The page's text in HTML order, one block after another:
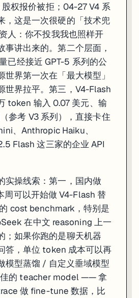
27 要求 Manus 与 Meta 撤回 20 亿美元
国家发改委要求 Meta 与 Manus 撤回
收购被否决要重要得多？AI Agent 公司
第一，做跨境 AI 产品的（中国卖海外，
·IndexBox
权报价被拒；04-27 V4 系
，这是一次很硬的「技术兜
人：你不投我我也照样开
事讲出来的。第二个层面，
已经接近 GPT-5 系列的公
世界第一次在「最大模型」
世界拉平。第三，V4-Flash
token 输入 0.07 美元、输
参考 V3 系列），直接卡住
、Anthropic Haiku、
Flash 这三家的企业 API
实操线索：第一，国内做
周可以开始做 V4-Flash 替
cost benchmark，特别是
在中文 reasoning 上一
；如果你跑的是聊天机器
答，单位 token 成本可以再
模型蒸馏 / 自定义垂域模型
佳的 teacher model —— 拿
做 fine-tune 数据，比